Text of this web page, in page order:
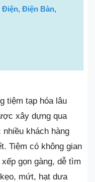
Điện, Điện Bàn,
tiệm tạp hóa lâu
xây dựng qua
khách hàng
Tiệm có không gian
gọn gàng, dễ tìm
mứt, hạt dưa